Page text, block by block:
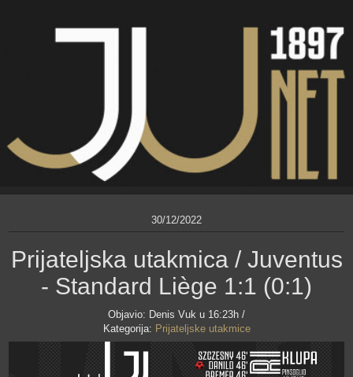
30/12/2022
Prijateljska utakmica / Juventus
- Standard Liège 1:1 (0:1)
Objavio: Denis Vuk u 16:23h /
Kategorija: Prijateljske utakmice